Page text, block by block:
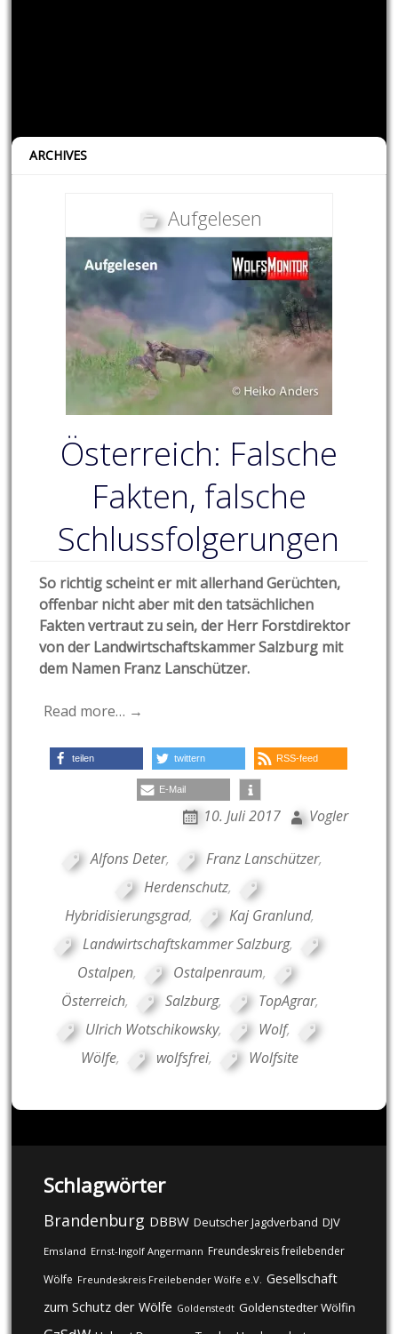
ARCHIVES
Aufgelesen
Österreich: Falsche
Fakten, falsche
Schlussfolgerungen
So richtig scheint er mit allerhand Gerüchten,
offenbar nicht aber mit den tatsächlichen
Fakten vertraut zu sein, der Herr Forstdirektor
von der Landwirtschaftskammer Salzburg mit
dem Namen Franz Lanschützer.
Read more… →
teilen twittern RSS-feed
E-Mail
10. Juli 2017 Vogler
Alfons Deter, Franz Lanschützer,
Herdenschutz,
Hybridisierungsgrad, Kaj Granlund,
Landwirtschaftskammer Salzburg,
Ostalpen, Ostalpenraum,
Österreich, Salzburg, TopAgrar,
Ulrich Wotschikowsky, Wolf,
Wölfe, wolfsfrei, Wolfsite
Schlagwörter
Brandenburg DBBW Deutscher Jagdverband DJV
Emsland Ernst-Ingolf Angermann Freundeskreis freilebender
Wölfe Freundeskreis Freilebender Wölfe e.V. Gesellschaft
zum Schutz der Wölfe Goldenstedt Goldenstedter Wölfin